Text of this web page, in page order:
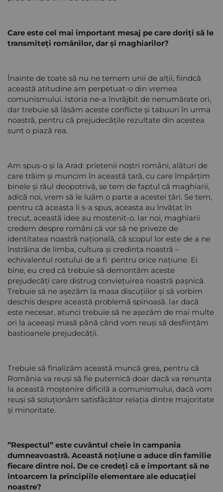
Care este cel mai important mesaj pe care doriți să le
transmiteți românilor, dar și maghiarilor?
Înainte de toate să nu ne temem unii de alții, fiindcă
această atitudine am perpetuat-o din vremea
comunismului. Istoria ne-a învrăjbit de nenumărate ori,
dar trebuie să lăsăm aceste conflicte și tabuuri în urma
noastră, pentru că prejudecățile rezultate din acestea
sunt o piază rea.
Am spus-o și la Arad: prietenii noștri români, alături de
care trăim și muncim în această țară, cu care împărțim
binele și răul deopotrivă, se tem de faptul că maghiarii,
adică noi, vrem să le luăm o parte a acestei țări. Se tem,
pentru că aceasta li s-a spus, aceasta au învățat în
trecut, această idee au moștenit-o. Iar noi, maghiarii
credem despre români că vor să ne priveze de
identitatea noastră națională, că scopul lor este de a ne
înstrăina de limba, cultura și credința noastră –
echivalentul rostului de a fi pentru orice națiune. Ei
bine, eu cred că trebuie să demontăm aceste
prejudecăți care distrug conviețuirea noastră pașnică.
Trebuie să ne așezăm la masa discuțiilor și să vorbim
deschis despre această problemă spinoasă. Iar dacă
este necesar, atunci trebuie să ne așezăm de mai multe
ori la aceeași masă până când vom reuși să desființăm
bastioanele prejudecății.
Trebuie să finalizăm această muncă grea, pentru că
România va reuși să fie puternică doar dacă va renunța
la această moștenire dificilă a comunismului, dacă vom
reuși să soluționăm satisfăcător relația dintre majoritate
și minoritate.
”Respectul” este cuvântul cheie în campania
dumneavoastră. Această noțiune o aduce din familie
fiecare dintre noi. De ce credeți că e important să ne
întoarcem la principiile elementare ale educației
noastre?